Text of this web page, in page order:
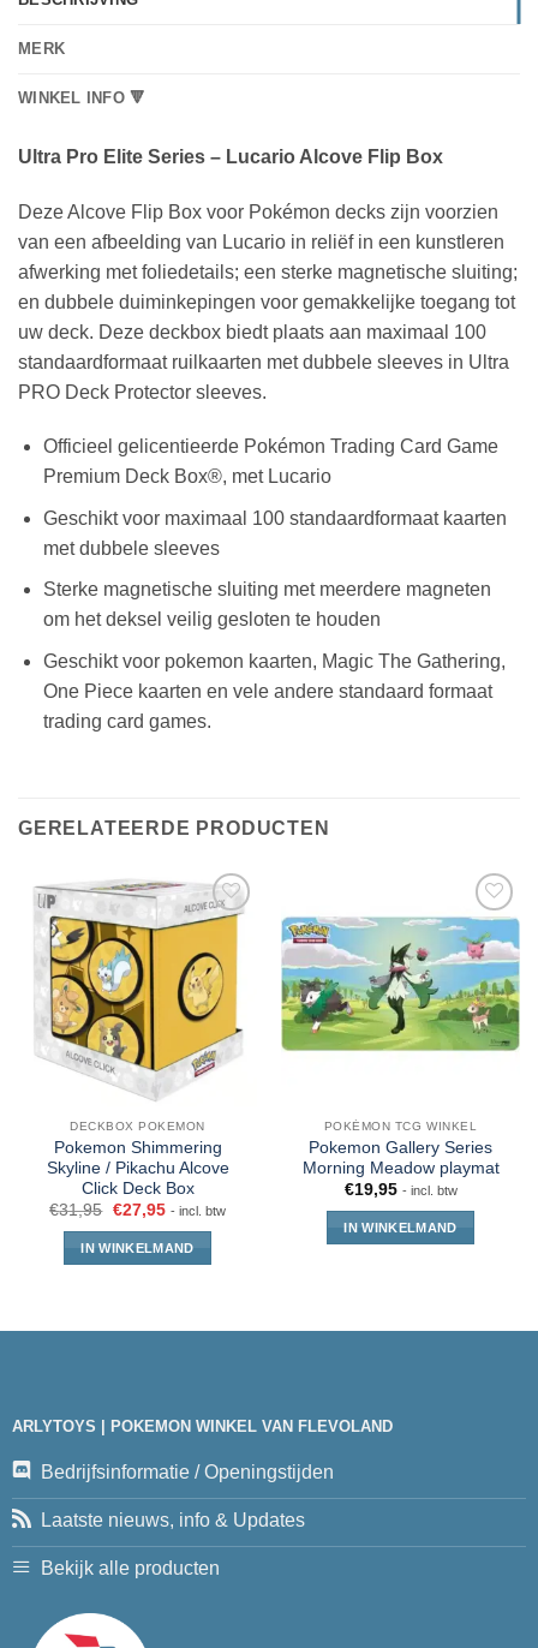
MERK
WINKEL INFO 🔻
Ultra Pro Elite Series – Lucario Alcove Flip Box
Deze Alcove Flip Box voor Pokémon decks zijn voorzien
van een afbeelding van Lucario in reliëf in een kunstleren
afwerking met foliedetails; een sterke magnetische sluiting;
en dubbele duiminkepingen voor gemakkelijke toegang tot
uw deck. Deze deckbox biedt plaats aan maximaal 100
standaardformaat ruilkaarten met dubbele sleeves in Ultra
PRO Deck Protector sleeves.
Officieel gelicentieerde Pokémon Trading Card Game
Premium Deck Box®, met Lucario
Geschikt voor maximaal 100 standaardformaat kaarten
met dubbele sleeves
Sterke magnetische sluiting met meerdere magneten
om het deksel veilig gesloten te houden
Geschikt voor pokemon kaarten, Magic The Gathering,
One Piece kaarten en vele andere standaard formaat
trading card games.
GERELATEERDE PRODUCTEN
DECKBOX POKEMON
Pokemon Shimmering
Skyline / Pikachu Alcove
Click Deck Box
€31,95 €27,95 - incl. btw
IN WINKELMAND
POKÉMON TCG WINKEL
Pokemon Gallery Series
Morning Meadow playmat
€19,95 - incl. btw
IN WINKELMAND
ARLYTOYS | POKEMON WINKEL VAN FLEVOLAND
Bedrijfsinformatie / Openingstijden
Laatste nieuws, info & Updates
Bekijk alle producten